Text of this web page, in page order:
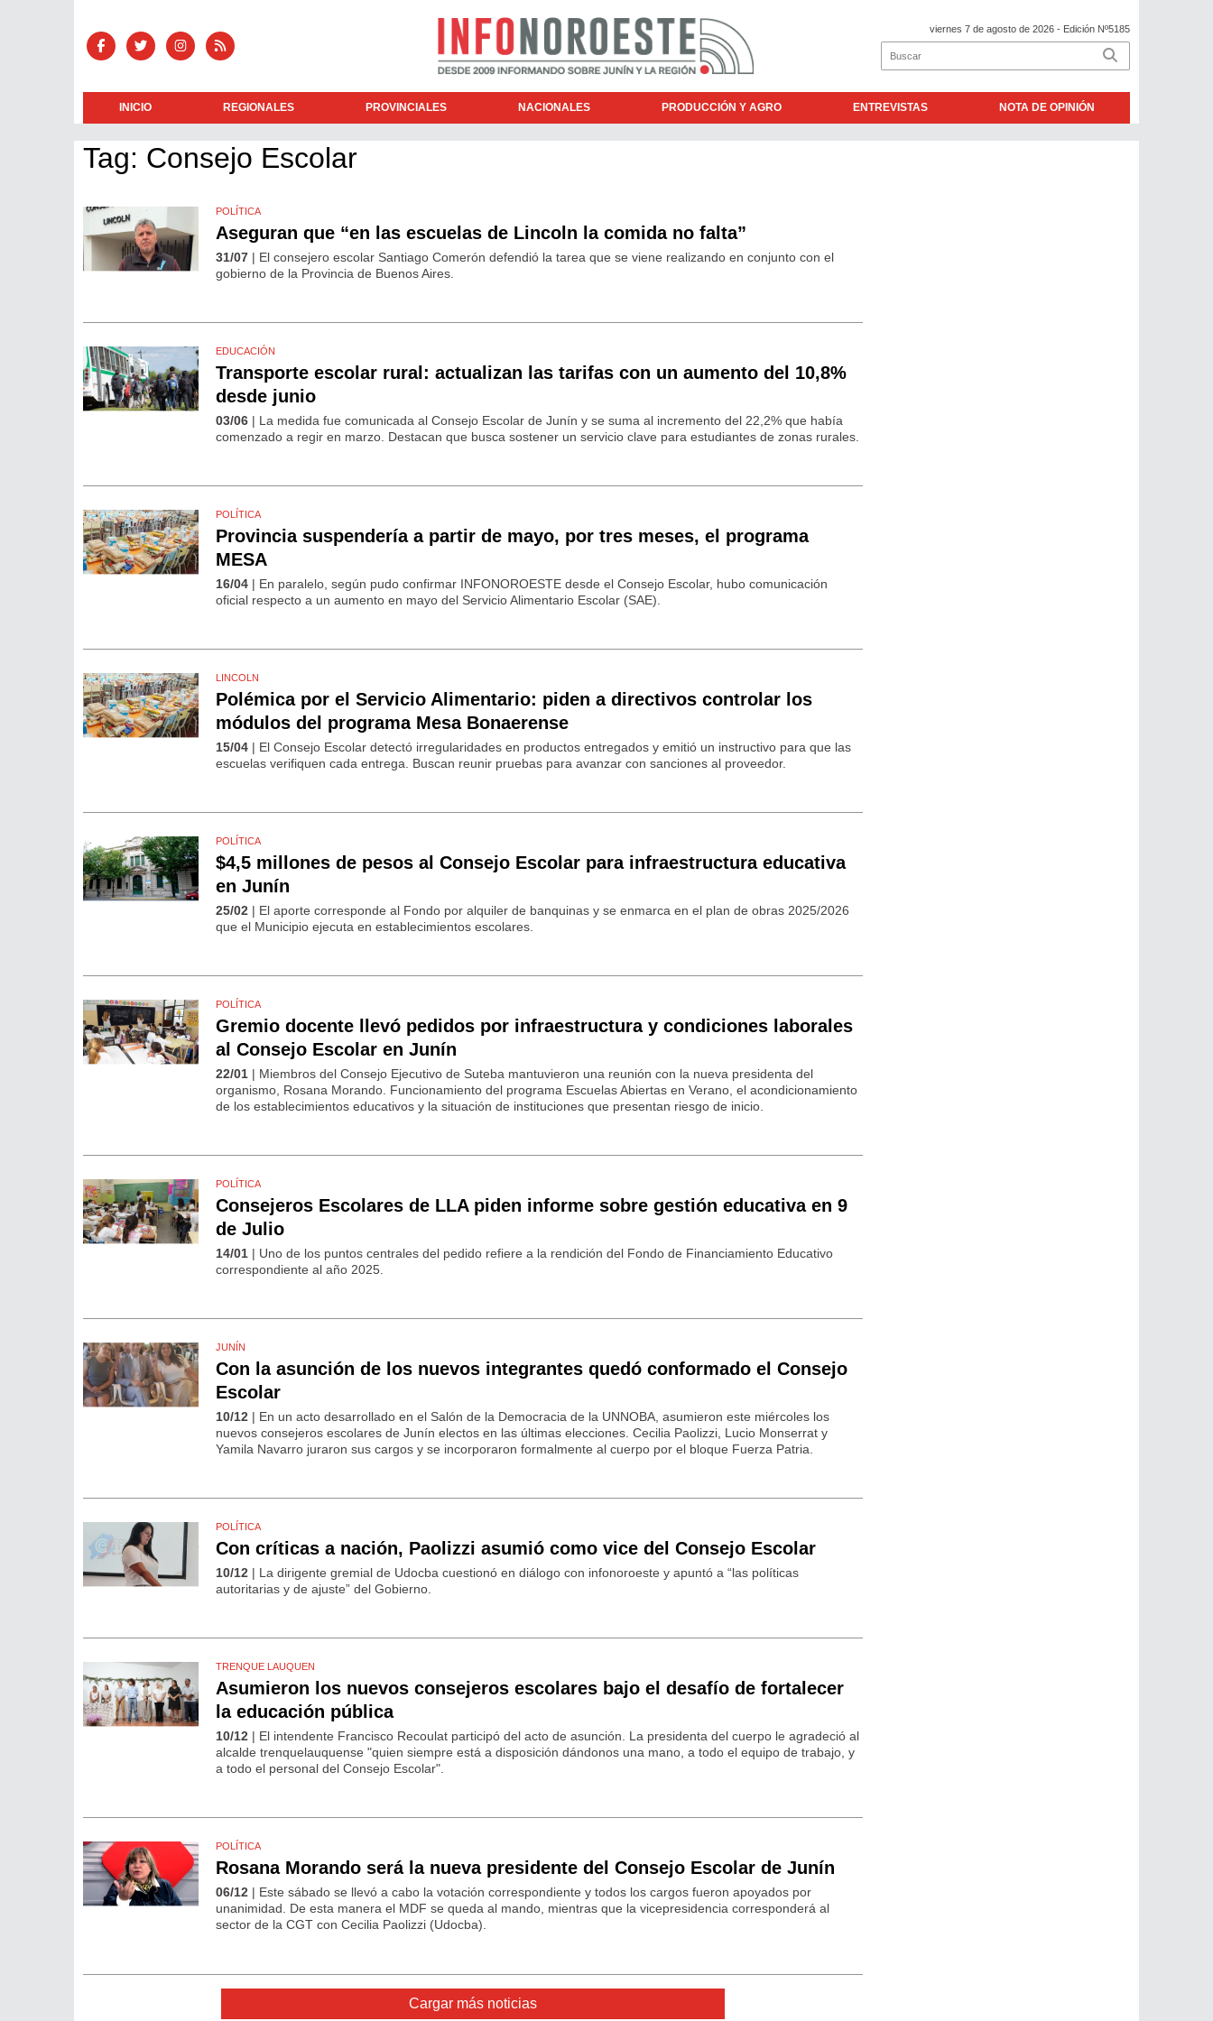
viernes 7 de agosto de 2026 - Edición Nº5185
INICIO REGIONALES PROVINCIALES NACIONALES PRODUCCIÓN Y AGRO ENTREVISTAS NOTA DE OPINIÓN
Tag: Consejo Escolar
POLÍTICA
Aseguran que “en las escuelas de Lincoln la comida no falta”
31/07 | El consejero escolar Santiago Comerón defendió la tarea que se viene realizando en conjunto con el
gobierno de la Provincia de Buenos Aires.
EDUCACIÓN
Transporte escolar rural: actualizan las tarifas con un aumento del 10,8%
desde junio
03/06 | La medida fue comunicada al Consejo Escolar de Junín y se suma al incremento del 22,2% que había
comenzado a regir en marzo. Destacan que busca sostener un servicio clave para estudiantes de zonas rurales.
POLÍTICA
Provincia suspendería a partir de mayo, por tres meses, el programa
MESA
16/04 | En paralelo, según pudo confirmar INFONOROESTE desde el Consejo Escolar, hubo comunicación
oficial respecto a un aumento en mayo del Servicio Alimentario Escolar (SAE).
LINCOLN
Polémica por el Servicio Alimentario: piden a directivos controlar los
módulos del programa Mesa Bonaerense
15/04 | El Consejo Escolar detectó irregularidades en productos entregados y emitió un instructivo para que las
escuelas verifiquen cada entrega. Buscan reunir pruebas para avanzar con sanciones al proveedor.
POLÍTICA
$4,5 millones de pesos al Consejo Escolar para infraestructura educativa
en Junín
25/02 | El aporte corresponde al Fondo por alquiler de banquinas y se enmarca en el plan de obras 2025/2026
que el Municipio ejecuta en establecimientos escolares.
POLÍTICA
Gremio docente llevó pedidos por infraestructura y condiciones laborales
al Consejo Escolar en Junín
22/01 | Miembros del Consejo Ejecutivo de Suteba mantuvieron una reunión con la nueva presidenta del
organismo, Rosana Morando. Funcionamiento del programa Escuelas Abiertas en Verano, el acondicionamiento
de los establecimientos educativos y la situación de instituciones que presentan riesgo de inicio.
POLÍTICA
Consejeros Escolares de LLA piden informe sobre gestión educativa en 9
de Julio
14/01 | Uno de los puntos centrales del pedido refiere a la rendición del Fondo de Financiamiento Educativo
correspondiente al año 2025.
JUNÍN
Con la asunción de los nuevos integrantes quedó conformado el Consejo
Escolar
10/12 | En un acto desarrollado en el Salón de la Democracia de la UNNOBA, asumieron este miércoles los
nuevos consejeros escolares de Junín electos en las últimas elecciones. Cecilia Paolizzi, Lucio Monserrat y
Yamila Navarro juraron sus cargos y se incorporaron formalmente al cuerpo por el bloque Fuerza Patria.
POLÍTICA
Con críticas a nación, Paolizzi asumió como vice del Consejo Escolar
10/12 | La dirigente gremial de Udocba cuestionó en diálogo con infonoroeste y apuntó a “las políticas
autoritarias y de ajuste” del Gobierno.
TRENQUE LAUQUEN
Asumieron los nuevos consejeros escolares bajo el desafío de fortalecer
la educación pública
10/12 | El intendente Francisco Recoulat participó del acto de asunción. La presidenta del cuerpo le agradeció al
alcalde trenquelauquense "quien siempre está a disposición dándonos una mano, a todo el equipo de trabajo, y
a todo el personal del Consejo Escolar".
POLÍTICA
Rosana Morando será la nueva presidente del Consejo Escolar de Junín
06/12 | Este sábado se llevó a cabo la votación correspondiente y todos los cargos fueron apoyados por
unanimidad. De esta manera el MDF se queda al mando, mientras que la vicepresidencia corresponderá al
sector de la CGT con Cecilia Paolizzi (Udocba).
Cargar más noticias